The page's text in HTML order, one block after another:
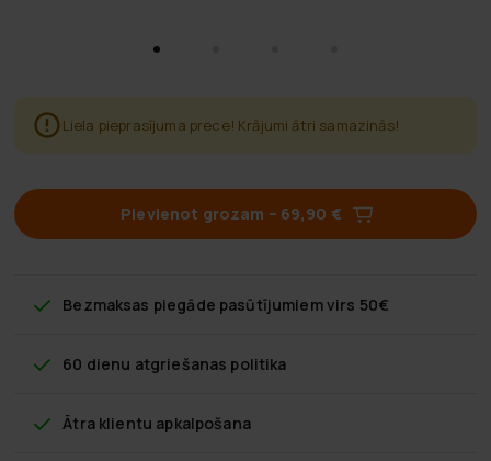
Liela pieprasījuma prece! Krājumi ātri samazinās!
Pievienot grozam – 69,90 €
Bezmaksas piegāde pasūtījumiem virs 50€
60 dienu atgriešanas politika
Ātra klientu apkalpošana